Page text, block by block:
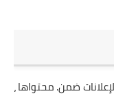
ضمن. محتواها ،